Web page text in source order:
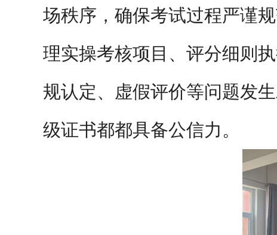
场秩序，确保考试过程严谨
理实操考核项目、评分细则
规认定、虚假评价等问题发
级证书都都具备公信力。